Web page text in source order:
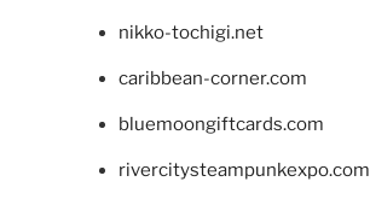
nikko-tochigi.net
caribbean-corner.com
bluemoongiftcards.com
rivercitysteampunkexpo.com